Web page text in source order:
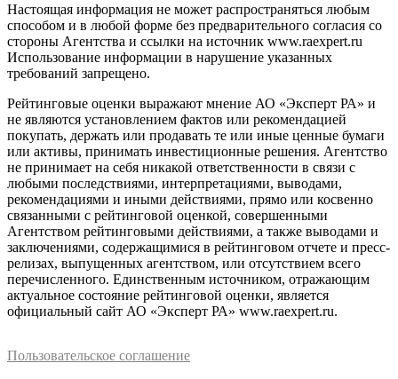
Настоящая информация не может распространяться любым
способом и в любой форме без предварительного согласия со
стороны Агентства и ссылки на источник www.raexpert.ru
Использование информации в нарушение указанных
требований запрещено.
Рейтинговые оценки выражают мнение АО «Эксперт РА» и
не являются установлением фактов или рекомендацией
покупать, держать или продавать те или иные ценные бумаги
или активы, принимать инвестиционные решения. Агентство
не принимает на себя никакой ответственности в связи с
любыми последствиями, интерпретациями, выводами,
рекомендациями и иными действиями, прямо или косвенно
связанными с рейтинговой оценкой, совершенными
Агентством рейтинговыми действиями, а также выводами и
заключениями, содержащимися в рейтинговом отчете и пресс-
релизах, выпущенных агентством, или отсутствием всего
перечисленного. Единственным источником, отражающим
актуальное состояние рейтинговой оценки, является
официальный сайт АО «Эксперт РА» www.raexpert.ru.
Пользовательское соглашение